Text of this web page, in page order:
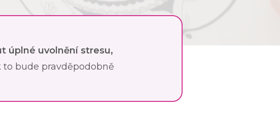
úplné uvolnění stresu,
to bude pravděpodobně